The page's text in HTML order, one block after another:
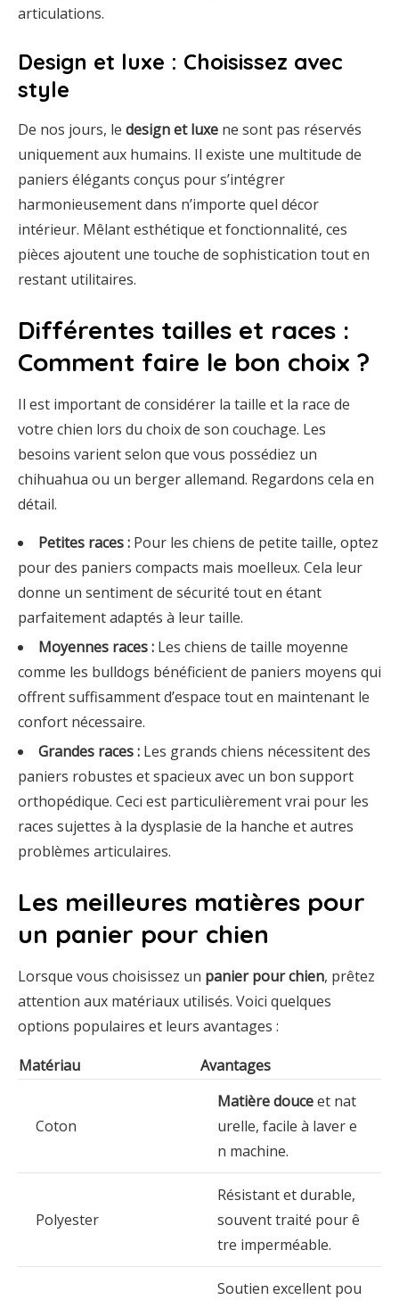
articulations.
Design et luxe : Choisissez avec
style
De nos jours, le design et luxe ne sont pas réservés
uniquement aux humains. Il existe une multitude de
paniers élégants conçus pour s’intégrer
harmonieusement dans n’importe quel décor
intérieur. Mêlant esthétique et fonctionnalité, ces
pièces ajoutent une touche de sophistication tout en
restant utilitaires.
Différentes tailles et races :
Comment faire le bon choix ?
Il est important de considérer la taille et la race de
votre chien lors du choix de son couchage. Les
besoins varient selon que vous possédiez un
chihuahua ou un berger allemand. Regardons cela en
détail.
Petites races : Pour les chiens de petite taille, optez
pour des paniers compacts mais moelleux. Cela leur
donne un sentiment de sécurité tout en étant
parfaitement adaptés à leur taille.
Moyennes races : Les chiens de taille moyenne
comme les bulldogs bénéficient de paniers moyens qui
offrent suffisamment d’espace tout en maintenant le
confort nécessaire.
Grandes races : Les grands chiens nécessitent des
paniers robustes et spacieux avec un bon support
orthopédique. Ceci est particulièrement vrai pour les
races sujettes à la dysplasie de la hanche et autres
problèmes articulaires.
Les meilleures matières pour
un panier pour chien
Lorsque vous choisissez un panier pour chien, prêtez
attention aux matériaux utilisés. Voici quelques
options populaires et leurs avantages :
Matériau
Avantages
Coton
Matière douceet nat
urelle, facile à laver e
n machine.
Polyester
Résistant et durable,
souvent traité pour ê
tre imperméable.
Soutien excellent pou